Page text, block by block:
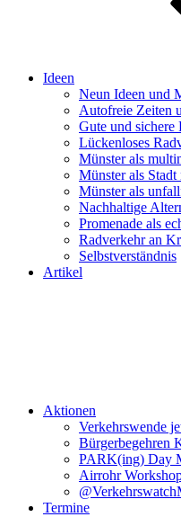
Ideen
Neun Ideen und
Autofreie Zeiten
Gute und sichere
Lückenloses
Münster als
Münster als
Münster als
Nachhaltige
Promenade als
Radverkehr an
Selbstverständnis
Artikel
Aktionen
Verkehrswende
Bürgerbegehren
PARK(ing) Day
Airrohr
Termine